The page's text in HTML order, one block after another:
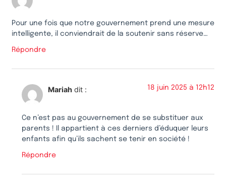
Pour une fois que notre gouvernement prend une mesure
intelligente, il conviendrait de la soutenir sans réserve…
Répondre
Mariah dit : 18 juin 2025 à 12h12
Ce n’est pas au gouvernement de se substituer aux
parents ! Il appartient à ces derniers d’éduquer leurs
enfants afin qu’ils sachent se tenir en société !
Répondre